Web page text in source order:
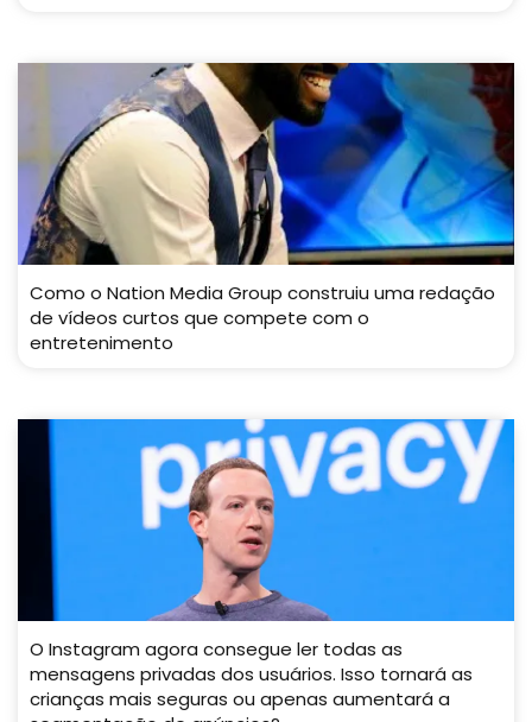
Como o Nation Media Group construiu uma redação
de vídeos curtos que compete com o
entretenimento
O Instagram agora consegue ler todas as
mensagens privadas dos usuários. Isso tornará as
crianças mais seguras ou apenas aumentará a